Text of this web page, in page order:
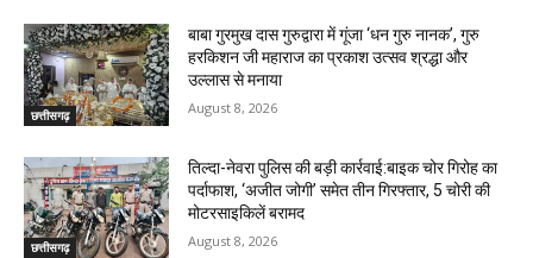
छत्तीसगढ़
बाबा गुरमुख दास गुरुद्वारा में गूंजा ‘धन गुरु नानक’, गुरु
हरकिशन जी महाराज का प्रकाश उत्सव श्रद्धा और
उल्लास से मनाया
August 8, 2026
छत्तीसगढ़
तिल्दा-नेवरा पुलिस की बड़ी कार्रवाई:बाइक चोर गिरोह का
पर्दाफाश, ‘अजीत जोगी’ समेत तीन गिरफ्तार, 5 चोरी की
मोटरसाइकिलें बरामद
August 8, 2026